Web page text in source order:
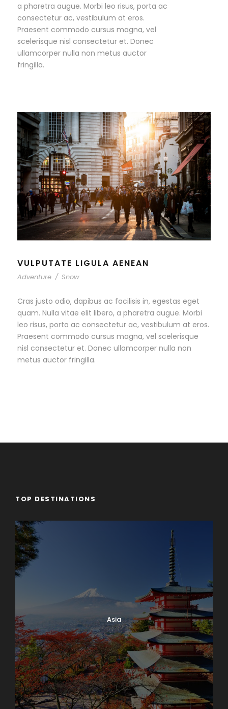
a pharetra augue. Morbi leo risus, porta ac
consectetur ac, vestibulum at eros.
Praesent commodo cursus magna, vel
scelerisque nisl consectetur et. Donec
ullamcorper nulla non metus auctor
fringilla.
VULPUTATE LIGULA AENEAN
Adventure / Snow
Cras justo odio, dapibus ac facilisis in, egestas eget
quam. Nulla vitae elit libero, a pharetra augue. Morbi
leo risus, porta ac consectetur ac, vestibulum at eros.
Praesent commodo cursus magna, vel scelerisque
nisl consectetur et. Donec ullamcorper nulla non
metus auctor fringilla.
TOP DESTINATIONS
Asia